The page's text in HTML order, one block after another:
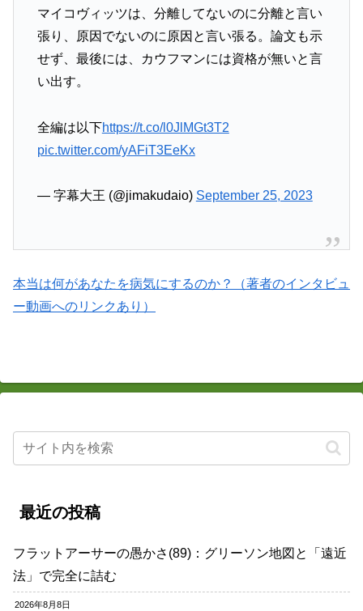
マイコヴィッツは、分離してないのに分離と言い
張り、原因でないのに原因と言い張る。論文も示
せず、最後には、カウフマンには資格が無いと言
い出す。
全編は以下https://t.co/l0JlMGt3T2
pic.twitter.com/yAFiT3EeKx
— 字幕大王 (@jimakudaio) September 25, 2023
本当は何があなたを病気にするのか？（著者のインタビュ
ー動画へのリンクあり）
最近の投稿
フラットアーサーの愚かさ(89)：グリーソン地図と「遠近
法」で完全に詰む
2026年8月8日